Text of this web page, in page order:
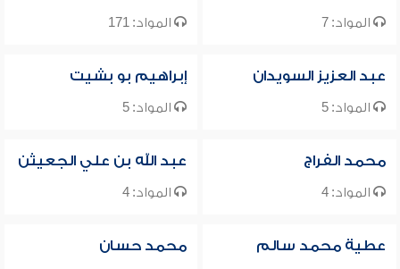
المواد: 7 المواد: 171
عبد العزيز السويدان
المواد: 5
إبراهيم بو بشيت
المواد: 5
محمد الفراج
المواد: 4
عبد الله بن علي الجعيثن
المواد: 4
عطية محمد سالم محمد حسان